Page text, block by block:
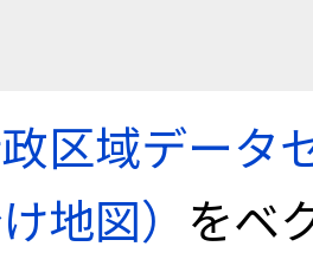
区域データ
地図） をベ